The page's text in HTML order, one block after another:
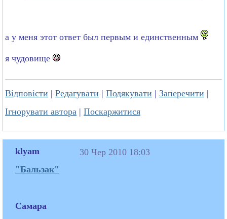
а у меня этот ответ был первым и единственным
я чудовище
Відповісти | Редагувати | Подякувати | Заперечити |
Ігнорувати автора | Поскаржитися
klyam
"Бальзак"
Самара
30 Чер 2010 18:03